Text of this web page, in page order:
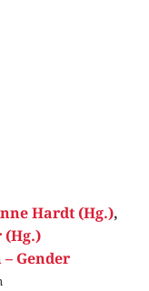
Hardt (Hg.),
(Hg.)
Gender